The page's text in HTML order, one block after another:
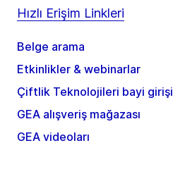
Hızlı Erişim Linkleri
Belge arama
Etkinlikler & webinarlar
Çiftlik Teknolojileri bayi girişi
GEA alışveriş mağazası
GEA videoları